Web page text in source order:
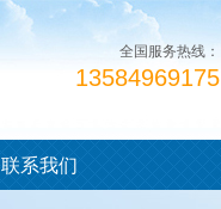
联系我们
全国服务热线：
13584969175